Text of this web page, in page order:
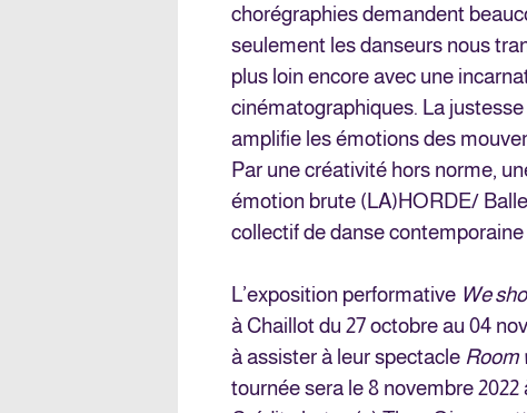
chorégraphies demandent
seulement les danseurs nous
plus loin encore avec une
cinématographiques. La
amplifie les émotions des
Par une créativité hors norme,
émotion brute (LA)HORDE/
collectif de danse
L’exposition performative We
à Chaillot du 27 octobre au 04
à assister à leur spectacle Room
tournée sera le 8 novembre 2022